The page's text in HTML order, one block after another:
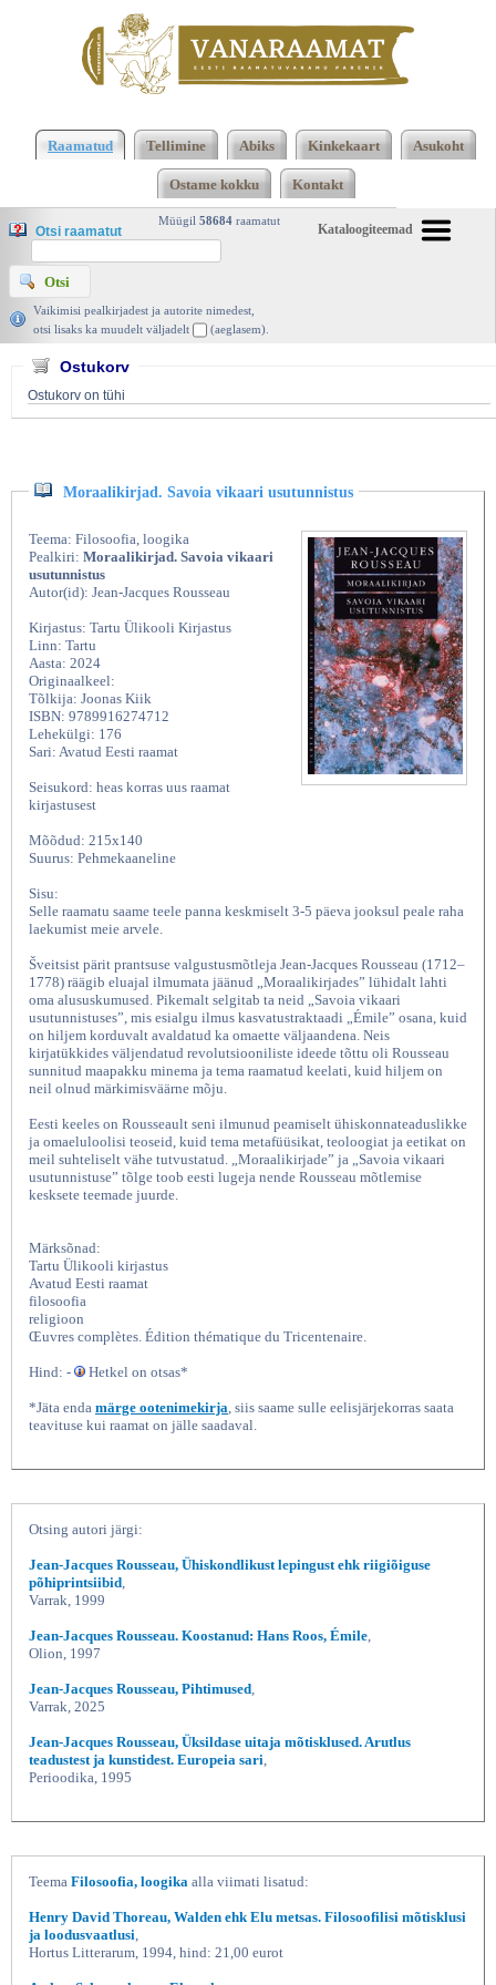
Savoia vikaari usutunnistus, Jean-Jacques
Rousseau, Tartu Ülikooli Kirjastus 2024 |
vanaraamat. ee
Raamatud Tellimine Abiks Kinkekaart Asukoht
Ostame kokku Kontakt
Kataloogiteemad
Müügil 58684 raamatut
Otsi raamatut
Vaikimisi pealkirjadest ja autorite nimedest,
otsi lisaks ka muudelt väljadelt
(aeglasem).
Ostukorv
Ostukorv on tühi
Moraalikirjad. Savoia vikaari usutunnistus
Teema: Filosoofia, loogika
Pealkiri: Moraalikirjad. Savoia vikaari
usutunnistus
Autor(id): Jean-Jacques Rousseau
Kirjastus: Tartu Ülikooli Kirjastus
Linn: Tartu
Aasta: 2024
Originaalkeel:
Tõlkija: Joonas Kiik
ISBN: 9789916274712
Lehekülgi: 176
Sari: Avatud Eesti raamat
Seisukord: heas korras uus raamat
kirjastusest
Mõõdud: 215x140
Suurus: Pehmekaaneline
Sisu:
Selle raamatu saame teele panna keskmiselt 3-5 päeva jooksul peale raha
laekumist meie arvele.
Šveitsist pärit prantsuse valgustusmõtleja Jean-Jacques Rousseau (1712–
1778) räägib eluajal ilmumata jäänud „Moraalikirjades” lühidalt lahti
oma alususkumused. Pikemalt selgitab ta neid „Savoia vikaari
usutunnistuses”, mis esialgu ilmus kasvatustraktaadi „Émile” osana, kuid
on hiljem korduvalt avaldatud ka omaette väljaandena. Neis
kirjatükkides väljendatud revolutsiooniliste ideede tõttu oli Rousseau
sunnitud maapakku minema ja tema raamatud keelati, kuid hiljem on
neil olnud märkimisväärne mõju.
Eesti keeles on Rousseault seni ilmunud peamiselt ühiskonnateaduslikke
ja omaeluloolisi teoseid, kuid tema metafüüsikat, teoloogiat ja eetikat on
meil suhteliselt vähe tutvustatud. „Moraalikirjade” ja „Savoia vikaari
usutunnistuse” tõlge toob eesti lugeja nende Rousseau mõtlemise
kesksete teemade juurde.
Märksõnad:
Tartu Ülikooli kirjastus
Avatud Eesti raamat
filosoofia
religioon
Œuvres complètes. Édition thématique du Tricentenaire.
Hind: - Hetkel on otsas*
*Jäta enda märge ootenimekirja, siis saame sulle eelisjärjekorras saata
teavituse kui raamat on jälle saadaval.
Otsing autori järgi:
Jean-Jacques Rousseau, Ühiskondlikust lepingust ehk riigiõiguse
põhiprintsiibid,
Varrak, 1999
Jean-Jacques Rousseau. Koostanud: Hans Roos, Émile,
Olion, 1997
Jean-Jacques Rousseau, Pihtimused,
Varrak, 2025
Jean-Jacques Rousseau, Üksildase uitaja mõtisklused. Arutlus
teadustest ja kunstidest. Europeia sari,
Perioodika, 1995
Teema Filosoofia, loogika alla viimati lisatud:
Henry David Thoreau, Walden ehk Elu metsas. Filosoofilisi mõtisklusi
ja loodusvaatlusi,
Hortus Litterarum, 1994, hind: 21,00 eurot